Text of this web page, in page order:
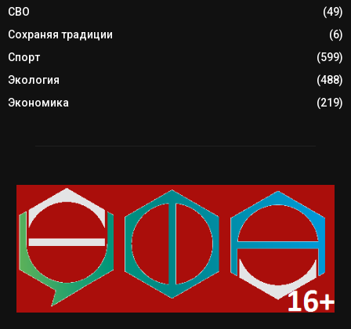
СВО
(49)
Сохраняя традиции
(6)
Спорт
(599)
Экология
(488)
Экономика
(219)